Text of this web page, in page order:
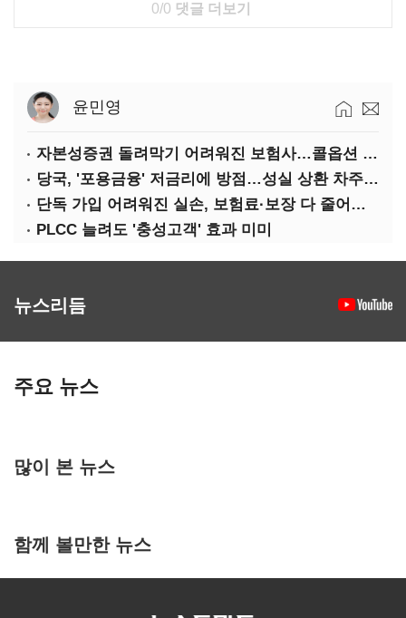
0/0 댓글 더보기
윤민영
자본성증권 돌려막기 어려워진 보험사…콜옵션 부담 급증
당국, '포용금융' 저금리에 방점…성실 상환 차주는 '역차별'
단독 가입 어려워진 실손, 보험료·보장 다 줄어든 5세대는?
PLCC 늘려도 '충성고객' 효과 미미
뉴스리듬
주요 뉴스
많이 본 뉴스
함께 볼만한 뉴스